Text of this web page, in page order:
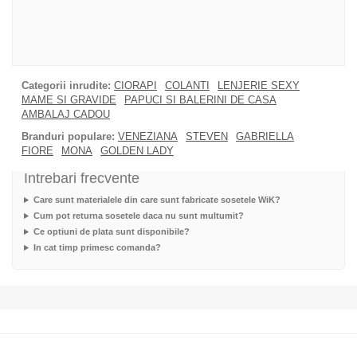
Categorii inrudite: CIORAPI COLANTI
LENJERIE SEXY
MAME SI GRAVIDE
PAPUCI SI BALERINI DE CASA
AMBALAJ CADOU
Branduri populare: VENEZIANA STEVEN
GABRIELLA
FIORE
MONA GOLDEN LADY
Intrebari frecvente
Care sunt materialele din care sunt fabricate sosetele WiK?
Cum pot returna sosetele daca nu sunt multumit?
Ce optiuni de plata sunt disponibile?
In cat timp primesc comanda?